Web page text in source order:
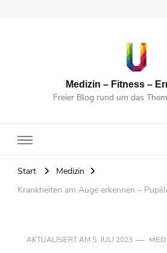
Medizin – Fitness –
Freier Blog rund um das
Start
Medizin
Krankheiten am Auge erkennen –
AKTUALISIERT AM 5. JULI 2023